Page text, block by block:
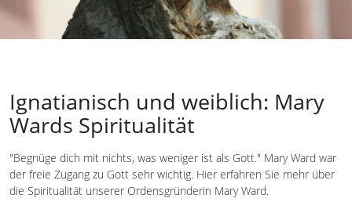
Ignatianisch und weiblich: Mary
Wards Spiritualität
"Begnüge dich mit nichts, was weniger ist als Gott." Mary Ward war
der freie Zugang zu Gott sehr wichtig. Hier erfahren Sie mehr über
die Spiritualität unserer Ordensgründerin Mary Ward.